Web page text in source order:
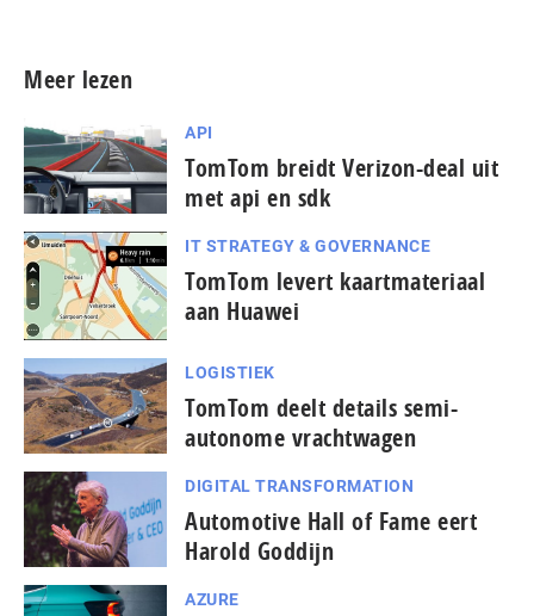
Meer lezen
API
TomTom breidt Verizon-deal uit
met api en sdk
IT STRATEGY & GOVERNANCE
TomTom levert kaartmateriaal
aan Huawei
LOGISTIEK
TomTom deelt details semi-
autonome vrachtwagen
DIGITAL TRANSFORMATION
Automotive Hall of Fame eert
Harold Goddijn
AZURE